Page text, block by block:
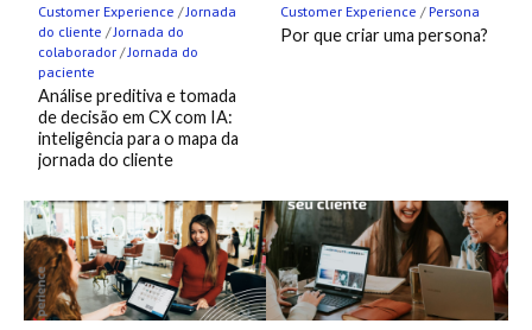
Customer Experience /Jornada
do cliente /Jornada do
colaborador/Jornada do
paciente
Análise preditiva e tomada
de decisão em CX com IA:
inteligência para o mapa da
jornada do cliente
Customer Experience / Persona
Por que criar uma persona?